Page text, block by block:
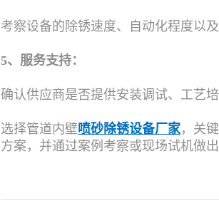
考察设备的除锈速度、自动化程度以
5、服务支持：
确认供应商是否提供安装调试、工艺
选择管道内壁喷砂除锈设备厂家，关
方案，并通过案例考察或现场试机做